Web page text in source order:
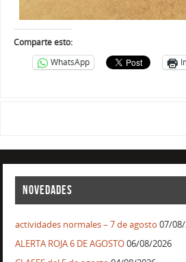
Comparte esto:
WhatsApp
NOVEDADES
actividades normales – 7 de agosto 07/
ALERTA ROJA 6 DE AGOSTO06/08/2026